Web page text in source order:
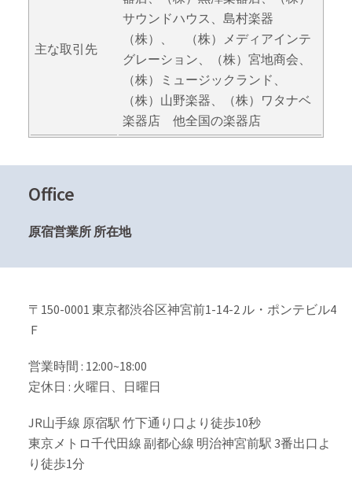
主な取引先
サウンドハウス、島村楽器
（株）、 （株）メディアインテ
グレーション、（株）宮地商会、
（株）ミュージックランド、
（株）山野楽器、（株）ワタナベ
楽器店 他全国の楽器店
Office
原宿営業所 所在地
〒150-0001 東京都渋谷区神宮前1-14-2 ル・ポンテビル4
Ｆ
営業時間 : 12:00~18:00
定休日 : 火曜日、日曜日
JR山手線 原宿駅 竹下通り口より徒歩10秒
東京メトロ千代田線 副都心線 明治神宮前駅 3番出口よ
り徒歩1分